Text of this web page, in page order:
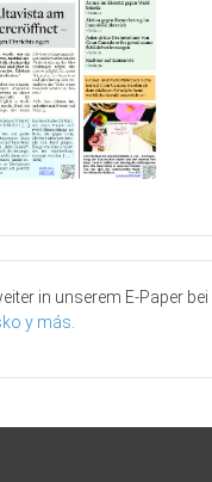
in unserem E-Paper bei
y más